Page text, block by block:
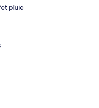
pluie